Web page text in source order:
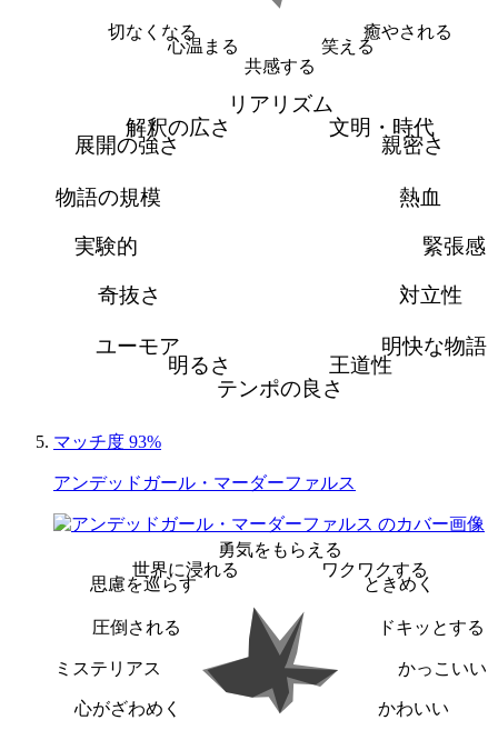
癒やされる
笑える
共感する
心温まる
切なくなる
リアリズム
文明・時代
親密さ
熱血
緊張感
対立性
明快な物語
王道性
テンポの良さ
明るさ
ユーモア
奇抜さ
実験的
物語の規模
展開の強さ
解釈の広さ
マッチ度 93%
アンデッドガール・マーダーファルス
勇気をもらえる
ワクワクする
ときめく
ドキッとする
かっこいい
かわいい
心がざわめく
ミステリアス
圧倒される
思慮を巡らす
世界に浸れる